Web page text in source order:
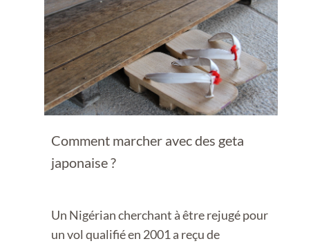
Comment marcher avec des geta
japonaise ?
Un Nigérian cherchant à être rejugé pour
un vol qualifié en 2001 a reçu de